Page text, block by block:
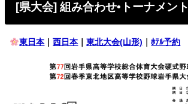
[県大会] 組み合わせ•トーナメント
東日本｜西日本｜東北大会(山形) ｜ﾎﾃﾙ予約